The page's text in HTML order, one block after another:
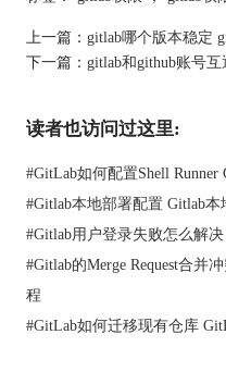
二、GitLab怎样分配
Owner权限在GitLab中
最高权限，包括项目
分配Owner权限通常用
需要全权管理项目的用
上一篇： gitlab哪个版本稳定
下一篇： gitlab和github账号
读者也访问过这里:
#GitLab如何配置Shell Runner
#Gitlab本地部署配置 Gitlab
#Gitlab用户登录失败怎么解
#Gitlab的Merge Request合并
程
#GitLab如何迁移现有仓库